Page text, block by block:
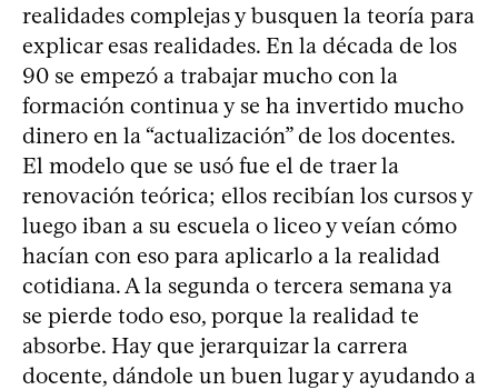
realidades complejas y busquen la teoría para
explicar esas realidades. En la década de los
90 se empezó a trabajar mucho con la
formación continua y se ha invertido mucho
dinero en la “actualización” de los docentes.
El modelo que se usó fue el de traer la
renovación teórica; ellos recibían los cursos y
luego iban a su escuela o liceo y veían cómo
hacían con eso para aplicarlo a la realidad
cotidiana. A la segunda o tercera semana ya
se pierde todo eso, porque la realidad te
absorbe. Hay que jerarquizar la carrera
docente, dándole un buen lugar y ayudando a